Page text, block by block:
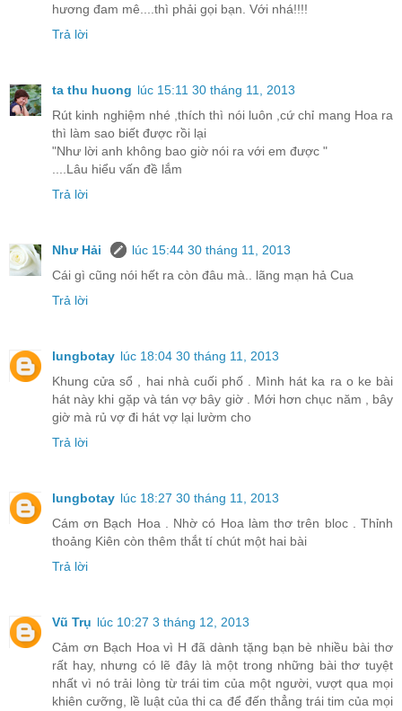
hương đam mê....thì phải gọi bạn. Với nhá!!!!
Trả lời
ta thu huong lúc 15:11 30 tháng 11, 2013
Rút kinh nghiệm nhé ,thích thì nói luôn ,cứ chỉ mang Hoa ra
thì làm sao biết được rồi lại
"Như lời anh không bao giờ nói ra với em được "
....Lâu hiểu vấn đề lắm
Trả lời
Như Hải
lúc 15:44 30 tháng 11, 2013
Cái gì cũng nói hết ra còn đâu mà.. lãng mạn hả Cua
Trả lời
lungbotay lúc 18:04 30 tháng 11, 2013
Khung cửa sổ , hai nhà cuối phố . Mình hát ka ra o ke bài
hát này khi gặp và tán vợ bây giờ . Mới hơn chục năm , bây
giờ mà rủ vợ đi hát vợ lại lườm cho
Trả lời
lungbotay lúc 18:27 30 tháng 11, 2013
Cám ơn Bạch Hoa . Nhờ có Hoa làm thơ trên bloc . Thỉnh
thoảng Kiên còn thêm thắt tí chút một hai bài
Trả lời
Vũ Trụ lúc 10:27 3 tháng 12, 2013
Cảm ơn Bạch Hoa vì H đã dành tặng bạn bè nhiều bài thơ
rất hay, nhưng có lẽ đây là một trong những bài thơ tuyệt
nhất vì nó trải lòng từ trái tim của một người, vượt qua mọi
khiên cưỡng, lề luật của thi ca để đến thẳng trái tim của mọi